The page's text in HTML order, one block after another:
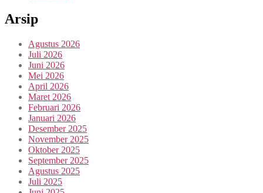
Arsip
Agustus 2026
Juli 2026
Juni 2026
Mei 2026
April 2026
Maret 2026
Februari 2026
Januari 2026
Desember 2025
November 2025
Oktober 2025
September 2025
Agustus 2025
Juli 2025